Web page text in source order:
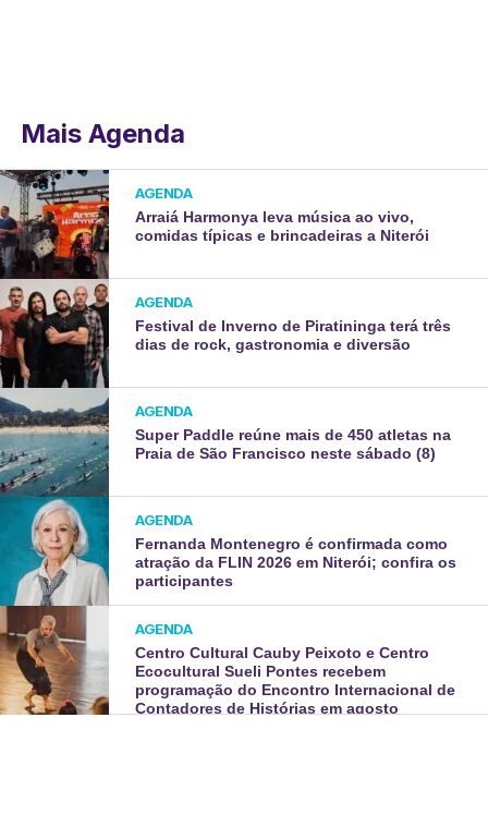
Mais Agenda
AGENDA
Arraiá Harmonya leva música ao vivo,
comidas típicas e brincadeiras a Niterói
AGENDA
Festival de Inverno de Piratininga terá três
dias de rock, gastronomia e diversão
AGENDA
Super Paddle reúne mais de 450 atletas na
Praia de São Francisco neste sábado (8)
AGENDA
Fernanda Montenegro é confirmada como
atração da FLIN 2026 em Niterói; confira os
participantes
AGENDA
Centro Cultural Cauby Peixoto e Centro
Ecocultural Sueli Pontes recebem
programação do Encontro Internacional de
Contadores de Histórias em agosto